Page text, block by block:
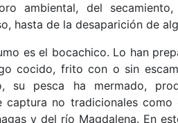
ambiental, del
hasta de la desaparición de
es el bocachico. Lo han
cocido, frito con o sin
su pesca ha mermado,
no tradicionales como
y del río Magdalena. En